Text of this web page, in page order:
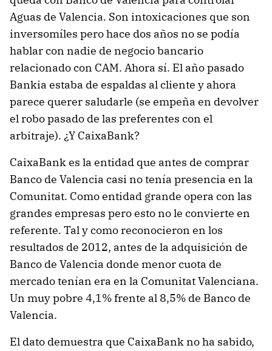
Aguas de Valencia. Son intoxicaciones que son
inversomíles pero hace dos años no se podía
hablar con nadie de negocio bancario
relacionado con CAM. Ahora sí. El año pasado
Bankia estaba de espaldas al cliente y ahora
parece querer saludarle (se empeña en devolver
el robo pasado de las preferentes con el
arbitraje). ¿Y CaixaBank?
CaixaBank es la entidad que antes de comprar
Banco de Valencia casi no tenía presencia en la
Comunitat. Como entidad grande opera con las
grandes empresas pero esto no le convierte en
referente. Tal y como reconocieron en los
resultados de 2012, antes de la adquisición de
Banco de Valencia donde menor cuota de
mercado tenían era en la Comunitat Valenciana.
Un muy pobre 4,1% frente al 8,5% de Banco de
Valencia.
El dato demuestra que CaixaBank no ha sabido,